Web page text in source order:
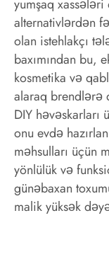
yumşaq xassələri
alternativlərdən
olan istehlakçı
baxımından bu,
kosmetika və
alaraq brendlərə
DIY
onu evdə
məhsulları üçün
yönlülük və
günəbaxan
malik yüksək